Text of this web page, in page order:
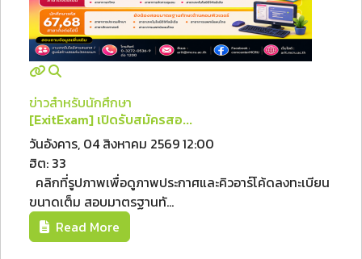
ข่าวสำหรับนักศึกษา
[ExitExam] เปิดรับสมัครสอ...
วันอังคาร, 04 สิงหาคม 2569 12:00
ฮิต: 33
คลิกที่รูปภาพเพื่อดูภาพประกาศและคิวอาร์โค้ดลงทะเบียน
ขนาดเต็ม สอบมาตรฐานทั...
Read More